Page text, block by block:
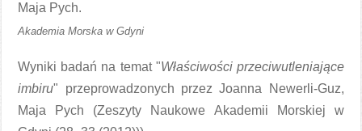
Maja Pych.
Akademia Morska w Gdyni
Wyniki badań na temat "Właściwości przeciwutleniające
imbiru" przeprowadzonych przez Joanna Newerli-Guz,
Maja Pych (Zeszyty Naukowe Akademii Morskiej w